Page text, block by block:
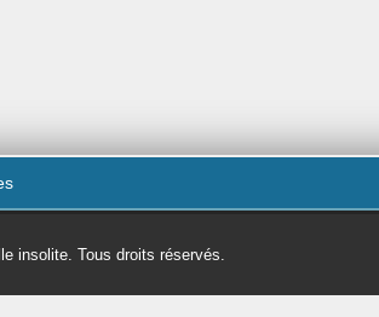
insolite. Tous droits réservés.